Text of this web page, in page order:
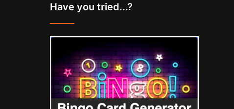
Have you tried...?